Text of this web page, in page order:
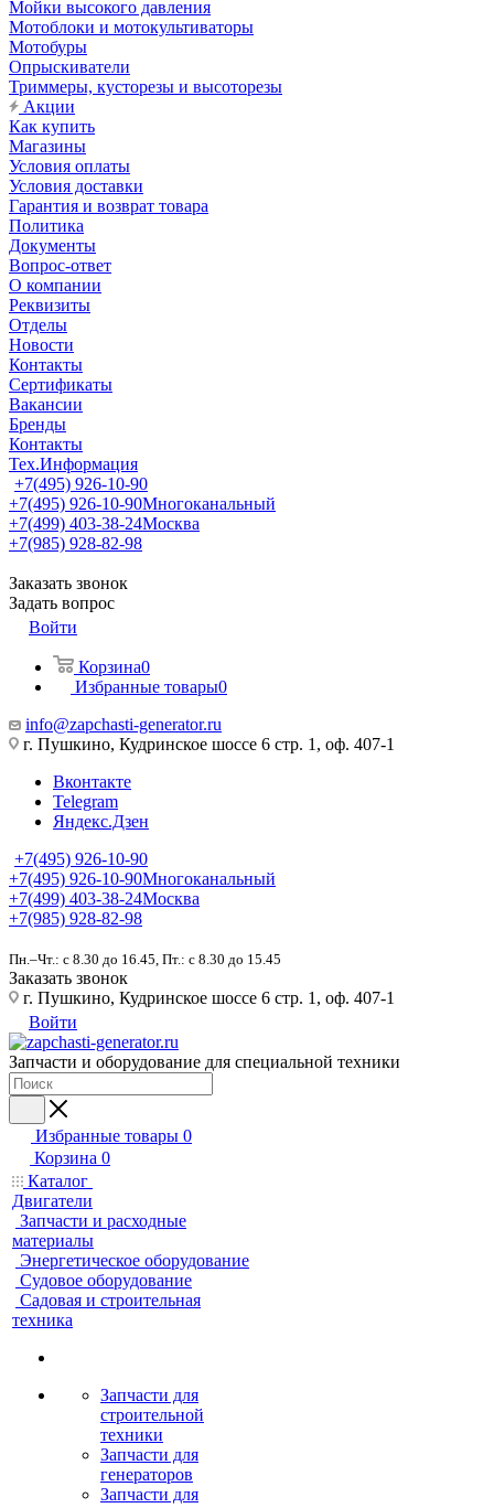
Мойки высокого давления
Мотоблоки и мотокультиваторы
Мотобуры
Опрыскиватели
Триммеры, кусторезы и высоторезы
Акции
Как купить
Магазины
Условия оплаты
Условия доставки
Гарантия и возврат товара
Политика
Документы
Вопрос-ответ
О компании
Реквизиты
Отделы
Новости
Контакты
Сертификаты
Вакансии
Бренды
Контакты
Тех.Информация
+7(495) 926-10-90
+7(495) 926-10-90Многоканальный
+7(499) 403-38-24Москва
+7(985) 928-82-98
Заказать звонок
Задать вопрос
Войти
Корзина0
Избранные товары0
info@zapchasti-generator.ru
г. Пушкино, Кудринское шоссе 6 стр. 1, оф. 407-1
Вконтакте
Telegram
Яндекс.Дзен
+7(495) 926-10-90
+7(495) 926-10-90Многоканальный
+7(499) 403-38-24Москва
+7(985) 928-82-98
Пн.–Чт.: с 8.30 до 16.45, Пт.: с 8.30 до 15.45
Заказать звонок
г. Пушкино, Кудринское шоссе 6 стр. 1, оф. 407-1
Войти
Запчасти и оборудование для специальной техники
Избранные товары 0
Корзина 0
Каталог
Двигатели
Запчасти и расходные
материалы
Энергетическое оборудование
Судовое оборудование
Садовая и строительная
техника
Запчасти для
строительной
техники
Запчасти для
генераторов
Запчасти для